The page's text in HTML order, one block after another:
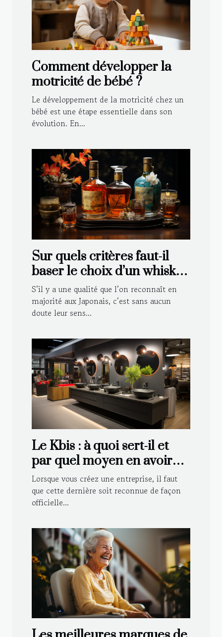
Comment développer la
motricité de bébé ?
Le développement de la motricité chez un
bébé est une étape essentielle dans son
évolution. En...
Sur quels critères faut-il
baser le choix d’un whisky
japonais ?
S’il y a une qualité que l’on reconnaît en
majorité aux Japonais, c’est sans aucun
doute leur sens...
Le Kbis : à quoi sert-il et
par quel moyen en avoir
pour sa société ?
Lorsque vous créez une entreprise, il faut
que cette dernière soit reconnue de façon
officielle...